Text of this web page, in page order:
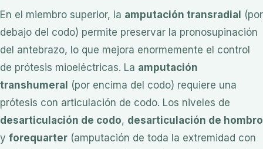
En el miembro superior, la amputación transradial
(por
debajo del codo) permite preservar la pronosupinación
del antebrazo, lo que mejora enormemente el control
de prótesis mioeléctricas. La amputación
transhumeral
(por encima del codo) requiere una
prótesis con articulación de codo. Los niveles de
desarticulación de codo, desarticulación de hombro
y forequarter (amputación de toda la extremidad con